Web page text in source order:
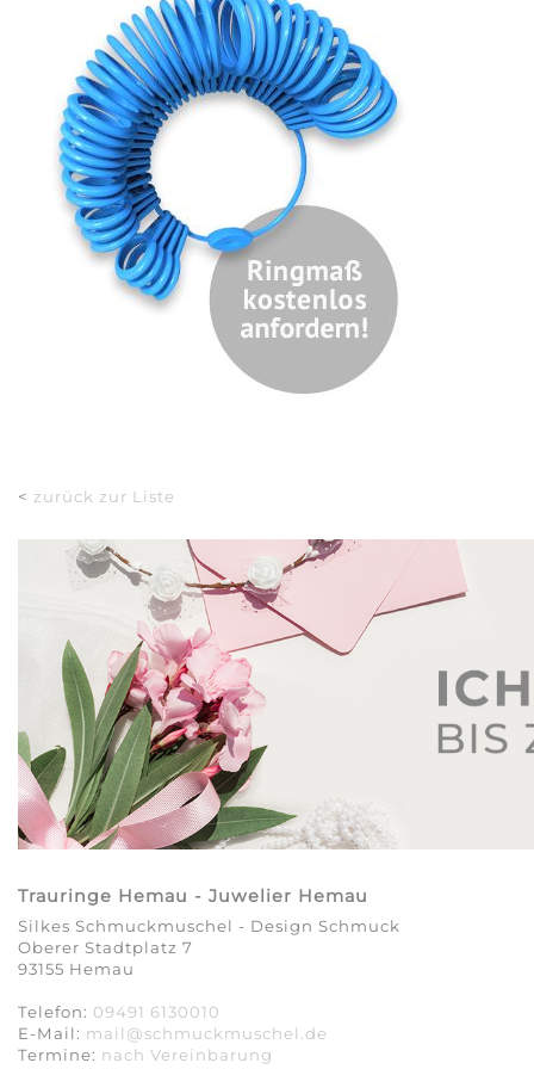
< zurück zur Liste
Trauringe Hemau - Juwelier Hemau
Silkes Schmuckmuschel - Design Schmuck
Oberer Stadtplatz 7
93155 Hemau
Telefon: 09491 6130010
E-Mail: mail@schmuckmuschel.de
Termine: nach Vereinbarung​​​​​​​